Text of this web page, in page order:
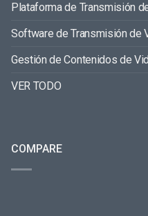
Plataforma de Transmisión
Software de Transmisión de
Gestión de Contenidos de
VER TODO
COMPARE